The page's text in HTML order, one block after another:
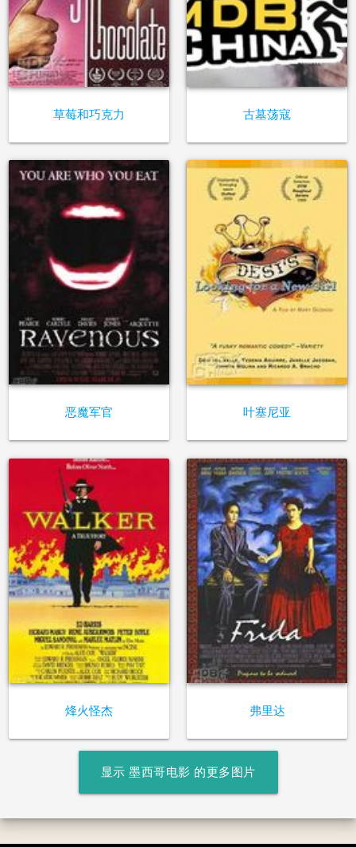
草莓和巧克力 古墓荡寇
恶魔军官 叶塞尼亚
烽火怪杰 弗里达
显示 墨西哥电影 的更多图片